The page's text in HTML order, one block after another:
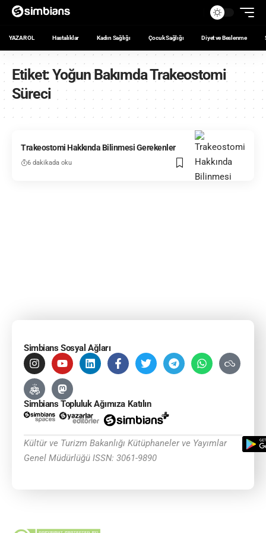
YAZAR OL Hastalıklar Kadın Sağlığı Çocuk Sağlığı Diyet ve Beslenme
Etiket:Yoğun Bakımda Trakeostomi
Süreci
Trakeostomi Hakkında Bilinmesi Gerekenler
6 dakikada oku
Simbians Sosyal Ağları
Simbians Topluluk Ağımıza Katılın
Kültür ve Turizm Bakanlığı Kütüphaneler ve Yayımlar
Genel Müdürlüğü ISSN: 3061-9890